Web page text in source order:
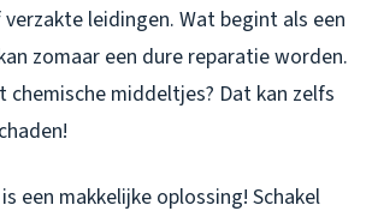
leidingen. Wat begint als een
zomaar een dure reparatie worden.
chemische middeltjes? Dat kan zelfs
een makkelijke oplossing! Schakel